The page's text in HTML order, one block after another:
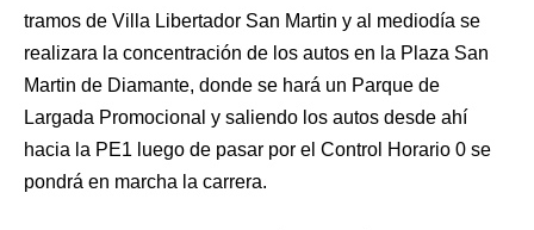
tramos de Villa Libertador San Martin y al mediodía se
realizara la concentración de los autos en la Plaza San
Martin de Diamante, donde se hará un Parque de
Largada Promocional y saliendo los autos desde ahí
hacia la PE1 luego de pasar por el Control Horario 0 se
pondrá en marcha la carrera.